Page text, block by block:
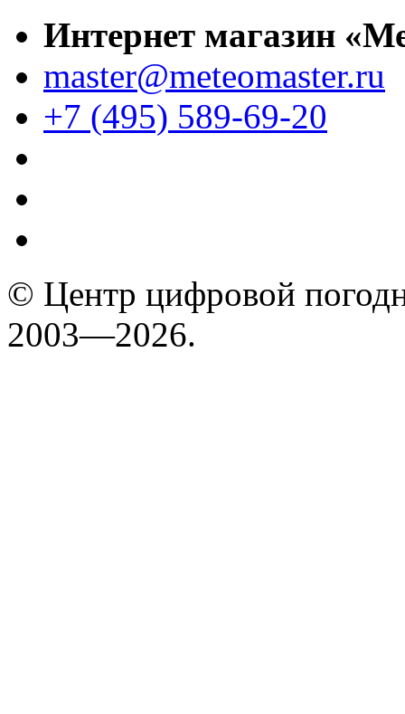
Интернет магазин
master@meteomaster.ru
+7 (495) 589-69-20
© Центр цифровой
2003—2026.